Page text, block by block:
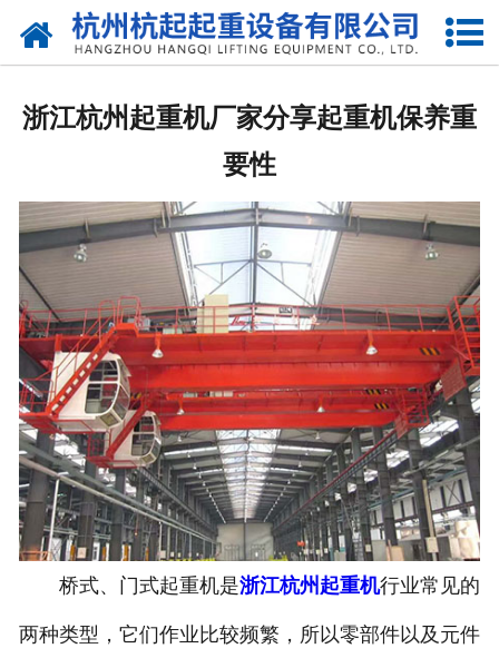
网站首页
新闻资讯
合作伙伴
联系我们
浙江杭州起重机厂家分享起重机保养重
要性
桥式、门式起重机是浙江杭州起重机行业常见的
两种类型，它们作业比较频繁，所以零部件以及元件